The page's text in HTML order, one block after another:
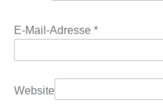
E-Mail-Adresse *
Website